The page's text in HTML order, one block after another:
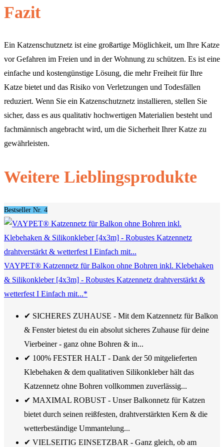
Fazit
Ein Katzenschutznetz ist eine großartige Möglichkeit, um Ihre Katze
vor Gefahren im Freien und in der Wohnung zu schützen. Es ist eine
einfache und kostengünstige Lösung, die mehr Freiheit für Ihre
Katze bietet und das Risiko von Verletzungen und Todesfällen
reduziert. Wenn Sie ein Katzenschutznetz installieren, stellen Sie
sicher, dass es aus qualitativ hochwertigen Materialien besteht und
fachmännisch angebracht wird, um die Sicherheit Ihrer Katze zu
gewährleisten.
Weitere Lieblingsprodukte
Bestseller Nr. 4
VAYPET® Katzennetz für Balkon ohne Bohren inkl. Klebehaken
& Silikonkleber [4x3m] - Robustes Katzennetz drahtverstärkt &
wetterfest I Einfach mit...*
✔ SICHERES ZUHAUSE - Mit dem Katzennetz für Balkon
& Fenster bietest du ein absolut sicheres Zuhause für deine
Vierbeiner - ganz ohne Bohren & in...
✔ 100% FESTER HALT - Dank der 50 mitgelieferten
Klebehaken & dem qualitativen Silikonkleber hält das
Katzennetz ohne Bohren vollkommen zuverlässig...
✔ MAXIMAL ROBUST - Unser Balkonnetz für Katzen
bietet durch seinen reißfesten, drahtverstärkten Kern & die
wetterbeständige Ummantelung...
✔ VIELSEITIG EINSETZBAR - Ganz gleich, ob am